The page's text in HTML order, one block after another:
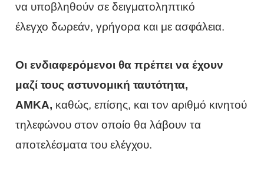
να υποβληθούν σε δειγματοληπτικό
έλεγχο δωρεάν, γρήγορα και με ασφάλεια.
Οι ενδιαφερόμενοι θα πρέπει να έχουν
μαζί τους αστυνομική ταυτότητα,
ΑΜΚΑ, καθώς, επίσης, και τον αριθμό κινητού
τηλεφώνου στον οποίο θα λάβουν τα
αποτελέσματα του ελέγχου.